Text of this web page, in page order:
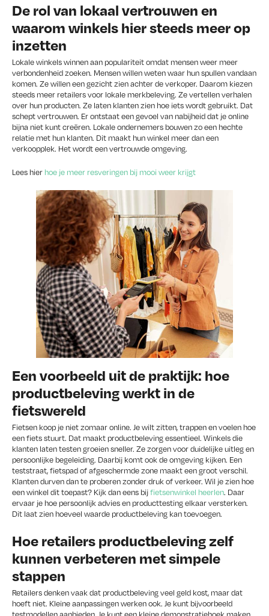
De rol van lokaal vertrouwen en
waarom winkels hier steeds meer op
inzetten
Lokale winkels winnen aan populariteit omdat mensen weer meer
verbondenheid zoeken. Mensen willen weten waar hun spullen vandaan
komen. Ze willen een gezicht zien achter de verkoper. Daarom kiezen
steeds meer retailers voor lokale merkbeleving. Ze vertellen verhalen
over hun producten. Ze laten klanten zien hoe iets wordt gebruikt. Dat
schept vertrouwen. Er ontstaat een gevoel van nabijheid dat je online
bijna niet kunt creëren. Lokale ondernemers bouwen zo een hechte
relatie met hun klanten. Dit maakt hun winkel meer dan een
verkoopplek. Het wordt een vertrouwde omgeving.
Lees hier hoe je meer resveringen bij mooi weer krijgt
Een voorbeeld uit de praktijk: hoe
productbeleving werkt in de
fietswereld
Fietsen koop je niet zomaar online. Je wilt zitten, trappen en voelen hoe
een fiets stuurt. Dat maakt productbeleving essentieel. Winkels die
klanten laten testen groeien sneller. Ze zorgen voor duidelijke uitleg en
persoonlijke begeleiding. Daarbij komt ook de omgeving kijken. Een
teststraat, fietspad of afgeschermde zone maakt een groot verschil.
Klanten durven dan te proberen zonder druk of verkeer. Wil je zien hoe
een winkel dit toepast? Kijk dan eens bijfietsenwinkel heerlen. Daar
ervaar je hoe persoonlijk advies en producttesting elkaar versterken.
Dit laat zien hoeveel waarde productbeleving kan toevoegen.
Hoe retailers productbeleving zelf
kunnen verbeteren met simpele
stappen
Retailers denken vaak dat productbeleving veel geld kost, maar dat
hoeft niet. Kleine aanpassingen werken ook. Je kunt bijvoorbeeld